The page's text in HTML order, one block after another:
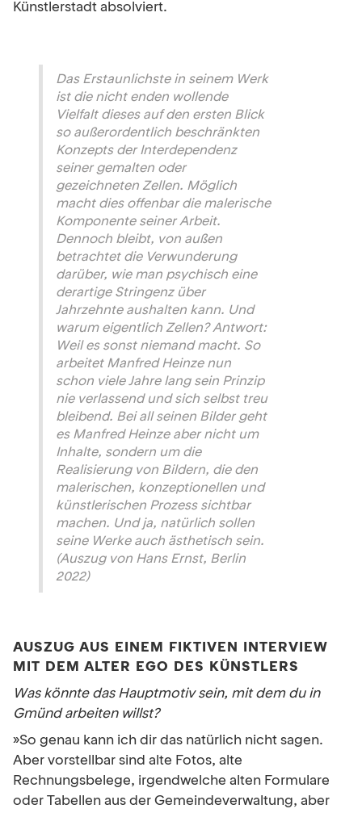
Künstlerstadt absolviert.
Das Erstaunlichste in seinem Werk
ist die nicht enden wollende
Vielfalt dieses auf den ersten Blick
so außerordentlich beschränkten
Konzepts der Interdependenz
seiner gemalten oder
gezeichneten Zellen. Möglich
macht dies offenbar die malerische
Komponente seiner Arbeit.
Dennoch bleibt, von außen
betrachtet die Verwunderung
darüber, wie man psychisch eine
derartige Stringenz über
Jahrzehnte aushalten kann. Und
warum eigentlich Zellen? Antwort:
Weil es sonst niemand macht. So
arbeitet Manfred Heinze nun
schon viele Jahre lang sein Prinzip
nie verlassend und sich selbst treu
bleibend. Bei all seinen Bilder geht
es Manfred Heinze aber nicht um
Inhalte, sondern um die
Realisierung von Bildern, die den
malerischen, konzeptionellen und
künstlerischen Prozess sichtbar
machen. Und ja, natürlich sollen
seine Werke auch ästhetisch sein.
(Auszug von Hans Ernst, Berlin
2022)
AUSZUG AUS EINEM FIKTIVEN INTERVIEW
MIT DEM ALTER EGO DES KÜNSTLERS
Was könnte das Hauptmotiv sein, mit dem du in
Gmünd arbeiten willst?
»So genau kann ich dir das natürlich nicht sagen.
Aber vorstellbar sind alte Fotos, alte
Rechnungsbelege, irgendwelche alten Formulare
oder Tabellen aus der Gemeindeverwaltung, aber